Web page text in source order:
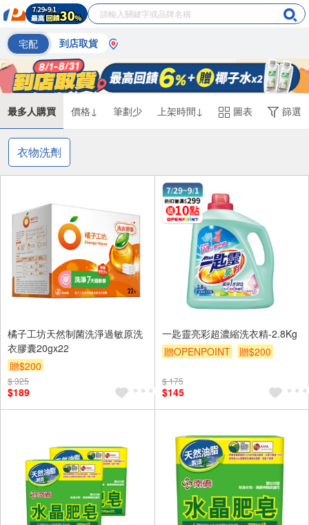
宅配 到店取貨
最多人購買 價格↓ 筆劃少 上架時間↓ 圖表 篩選
衣物洗劑
橘子工坊天然制菌洗淨過敏原洗
衣膠囊20gx22
贈$200
$ 325
$189
一匙靈亮彩超濃縮洗衣精-2.8Kg
贈OPENPOINT
贈$200
$ 175
$145